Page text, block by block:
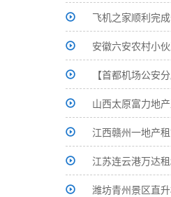
飞机之家顺利完
安徽六安农村小
【首都机场公安
山西太原富力地
江西赣州一地产
江苏连云港万达
潍坊青州景区直